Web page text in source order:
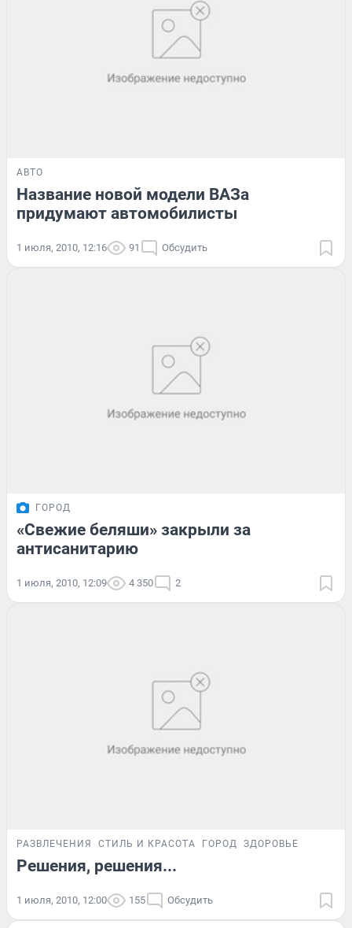
АВТО
Название новой модели ВАЗа
придумают автомобилисты
1 июля, 2010, 12:16 91 Обсудить
ГОРОД
«Свежие беляши» закрыли за
антисанитарию
1 июля, 2010, 12:09 4 350 2
РАЗВЛЕЧЕНИЯ СТИЛЬ И КРАСОТА ГОРОД ЗДОРОВЬЕ
Решения, решения...
1 июля, 2010, 12:00 155 Обсудить